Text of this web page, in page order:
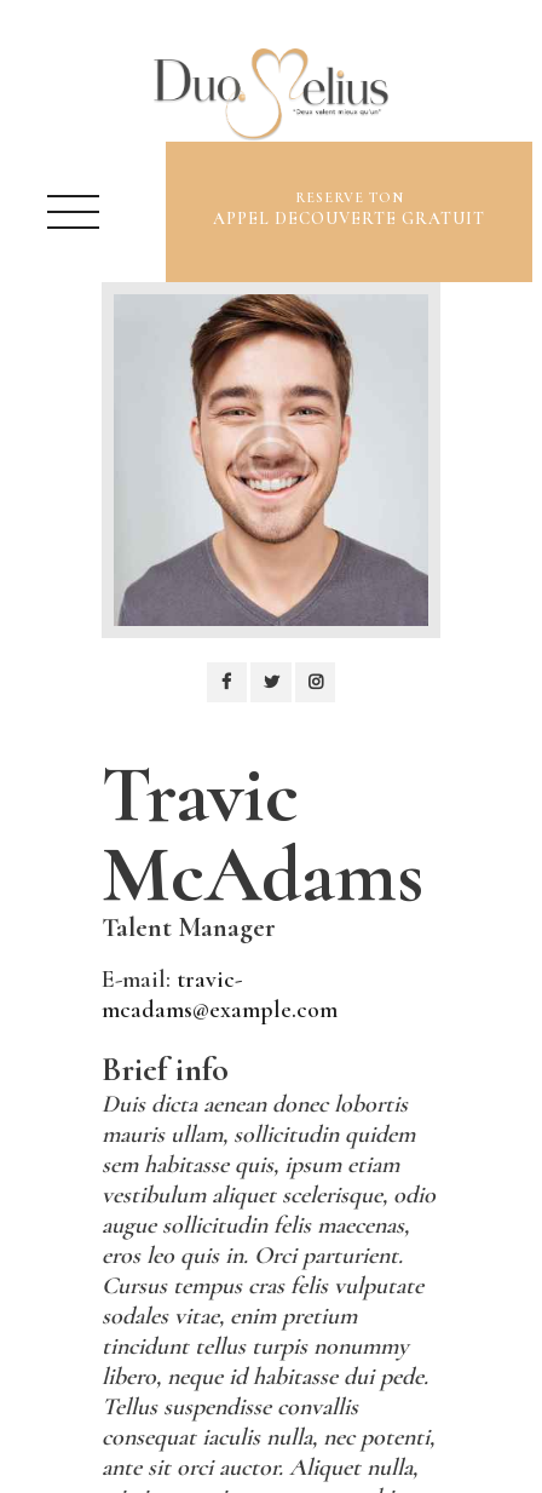
RESERVE TON
APPEL DECOUVERTE GRATUIT
QUI SUIS-JE ?
OFFRES ET TARIFS
ME CONTACTER
Travic
McAdams
Talent Manager
E-mail: travic-
mcadams@example.com
Brief info
Duis dicta aenean donec lobortis
mauris ullam, sollicitudin quidem
sem habitasse quis, ipsum etiam
vestibulum aliquet scelerisque, odio
augue sollicitudin felis maecenas,
eros leo quis in. Orci parturient.
Cursus tempus cras felis vulputate
sodales vitae, enim pretium
tincidunt tellus turpis nonummy
libero, neque id habitasse dui pede.
Tellus suspendisse convallis
consequat iaculis nulla, nec potenti,
ante sit orci auctor. Aliquet nulla,